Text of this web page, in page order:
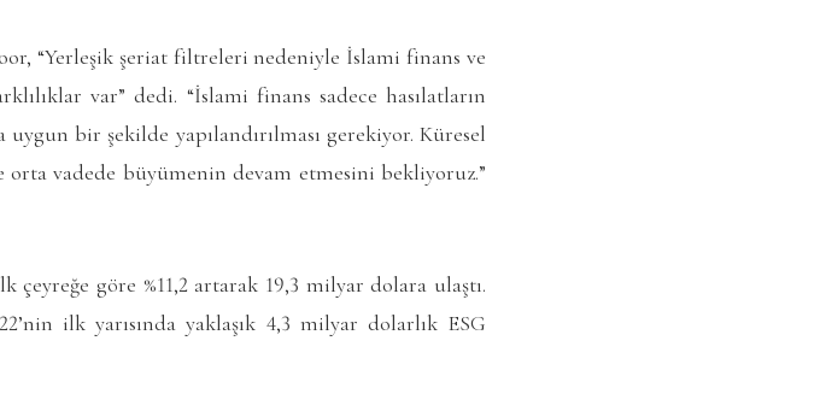
“Yerleşik şeriat filtreleri nedeniyle İslami finans ve
var” dedi. “İslami finans sadece hasılatların
bir şekilde yapılandırılması gerekiyor. Küresel
orta vadede büyümenin devam etmesini bekliyoruz.”
çeyreğe göre %11,2 artarak 19,3 milyar dolara ulaştı.
ilk yarısında yaklaşık 4,3 milyar dolarlık ESG